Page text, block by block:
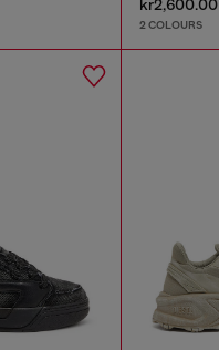
kr2,600.00
2 COLOURS